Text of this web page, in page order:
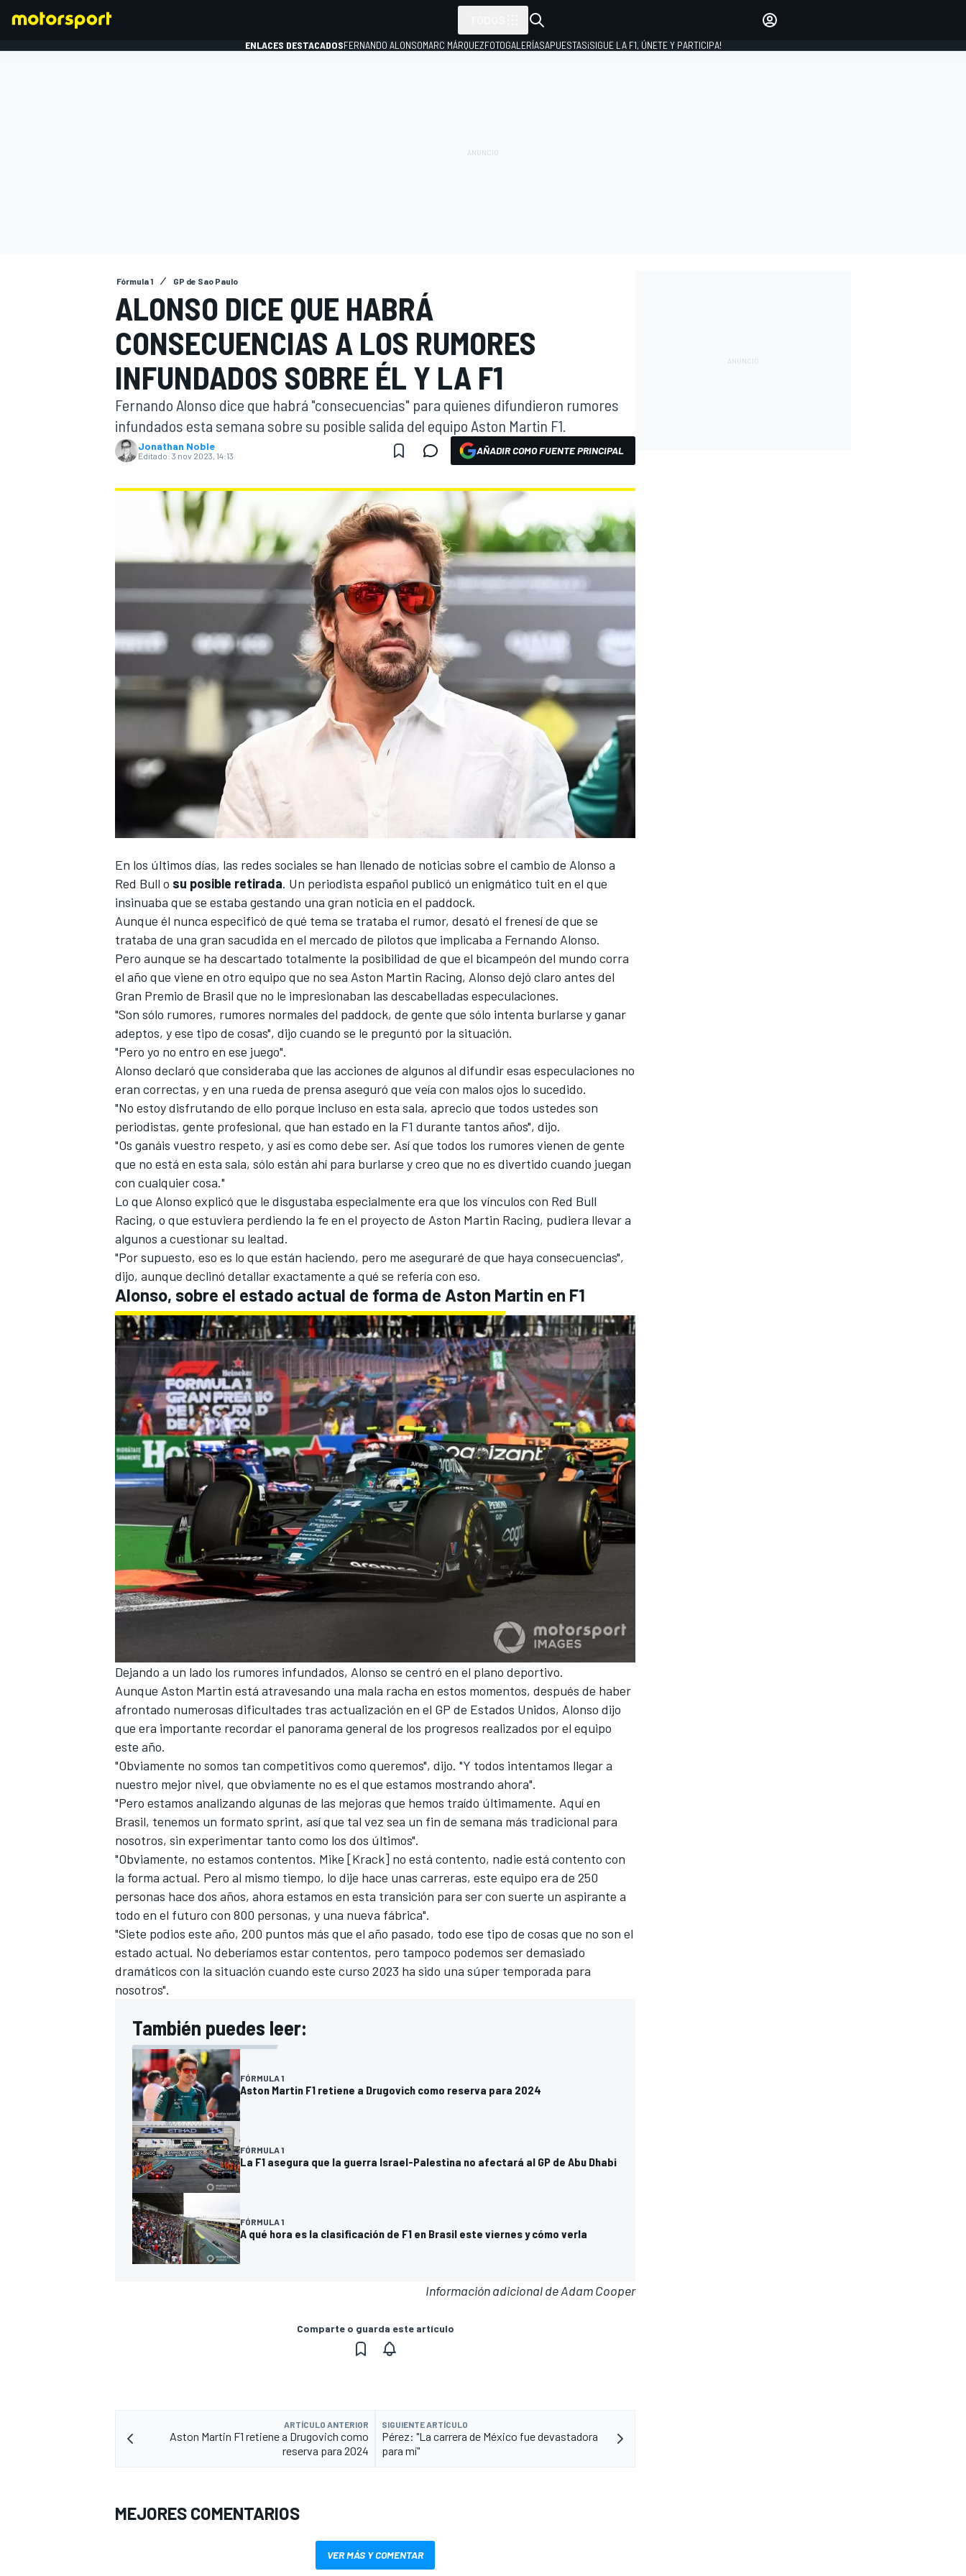
MÁS CATEGORÍAS
ENLACES DESTACADOSFERNANDO ALONSOMARC MÁRQUEZFOTOGALERÍASAPUESTAS¡SIGUE LA F1, ÚNETE Y PARTICIPA!
Fórmula 1 GP de Sao Paulo
ALONSO DICE QUE HABRÁ
CONSECUENCIAS A LOS RUMORES
INFUNDADOS SOBRE ÉL Y LA F1
Fernando Alonso dice que habrá "consecuencias" para quienes difundieron rumores
infundados esta semana sobre su posible salida del equipo Aston Martin F1.
Jonathan Noble
Editado: 3 nov 2023, 14:13 AÑADIR COMO FUENTE PRINCIPAL
En los últimos días, las redes sociales se han llenado de noticias sobre el cambio de Alonso a
Red Bull o su posible retirada. Un periodista español publicó un enigmático tuit en el que
insinuaba que se estaba gestando una gran noticia en el paddock.
Aunque él nunca especificó de qué tema se trataba el rumor, desató el frenesí de que se
trataba de una gran sacudida en el mercado de pilotos que implicaba a Fernando Alonso.
Pero aunque se ha descartado totalmente la posibilidad de que el bicampeón del mundo corra
el año que viene en otro equipo que no sea Aston Martin Racing, Alonso dejó claro antes del
Gran Premio de Brasil que no le impresionaban las descabelladas especulaciones.
"Son sólo rumores, rumores normales del paddock, de gente que sólo intenta burlarse y ganar
adeptos, y ese tipo de cosas", dijo cuando se le preguntó por la situación.
"Pero yo no entro en ese juego".
Alonso declaró que consideraba que las acciones de algunos al difundir esas especulaciones no
eran correctas, y en una rueda de prensa aseguró que veía con malos ojos lo sucedido.
"No estoy disfrutando de ello porque incluso en esta sala, aprecio que todos ustedes son
periodistas, gente profesional, que han estado en la F1 durante tantos años", dijo.
"Os ganáis vuestro respeto, y así es como debe ser. Así que todos los rumores vienen de gente
que no está en esta sala, sólo están ahí para burlarse y creo que no es divertido cuando juegan
con cualquier cosa."
Lo que Alonso explicó que le disgustaba especialmente era que los vínculos con Red Bull
Racing, o que estuviera perdiendo la fe en el proyecto de Aston Martin Racing, pudiera llevar a
algunos a cuestionar su lealtad.
"Por supuesto, eso es lo que están haciendo, pero me aseguraré de que haya consecuencias",
dijo, aunque declinó detallar exactamente a qué se refería con eso.
Alonso, sobre el estado actual de forma de Aston Martin en F1
Dejando a un lado los rumores infundados, Alonso se centró en el plano deportivo.
Aunque Aston Martin está atravesando una mala racha en estos momentos, después de haber
afrontado numerosas dificultades tras actualización en el GP de Estados Unidos, Alonso dijo
que era importante recordar el panorama general de los progresos realizados por el equipo
este año.
"Obviamente no somos tan competitivos como queremos", dijo. "Y todos intentamos llegar a
nuestro mejor nivel, que obviamente no es el que estamos mostrando ahora".
"Pero estamos analizando algunas de las mejoras que hemos traído últimamente. Aquí en
Brasil, tenemos un formato sprint, así que tal vez sea un fin de semana más tradicional para
nosotros, sin experimentar tanto como los dos últimos".
"Obviamente, no estamos contentos. Mike [Krack] no está contento, nadie está contento con
la forma actual. Pero al mismo tiempo, lo dije hace unas carreras, este equipo era de 250
personas hace dos años, ahora estamos en esta transición para ser con suerte un aspirante a
todo en el futuro con 800 personas, y una nueva fábrica".
"Siete podios este año, 200 puntos más que el año pasado, todo ese tipo de cosas que no son el
estado actual. No deberíamos estar contentos, pero tampoco podemos ser demasiado
dramáticos con la situación cuando este curso 2023 ha sido una súper temporada para
nosotros".
También puedes leer:
FÓRMULA 1
Aston Martin F1 retiene a Drugovich como reserva para 2024
FÓRMULA 1
La F1 asegura que la guerra Israel-Palestina no afectará al GP de Abu Dhabi
FÓRMULA 1
A qué hora es la clasificación de F1 en Brasil este viernes y cómo verla
Información adicional de Adam Cooper
Comparte o guarda este artículo
ARTÍCULO ANTERIOR
Aston Martin F1 retiene a Drugovich como
reserva para 2024
SIGUIENTE ARTÍCULO
Pérez: "La carrera de México fue devastadora
para mí"
MEJORES COMENTARIOS
VER MÁS Y COMENTAR